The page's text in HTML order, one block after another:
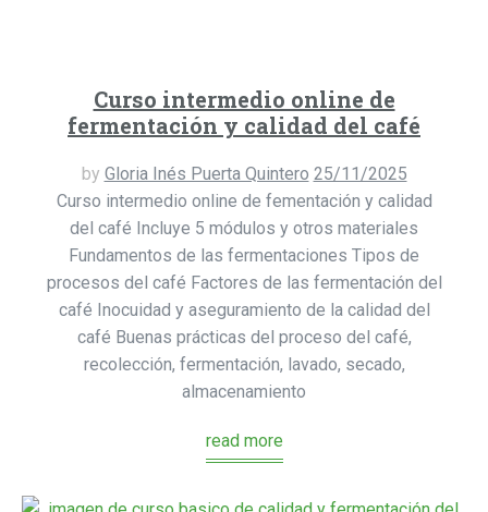
Curso intermedio online de
fermentación y calidad del café
by Gloria Inés Puerta Quintero 25/11/2025
Curso intermedio online de fementación y calidad
del café Incluye 5 módulos y otros materiales
Fundamentos de las fermentaciones Tipos de
procesos del café Factores de las fermentación del
café Inocuidad y aseguramiento de la calidad del
café Buenas prácticas del proceso del café,
recolección, fermentación, lavado, secado,
almacenamiento
read more